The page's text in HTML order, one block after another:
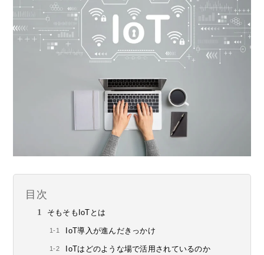
目次
そもそもIoTとは
IoT導入が進んだきっかけ
IoTはどのような場で活用されているのか